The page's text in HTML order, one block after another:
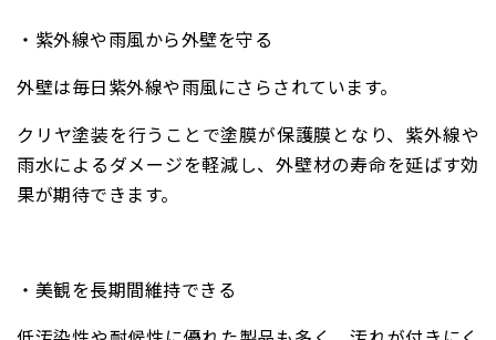
・紫外線や雨風から外壁を守る
外壁は毎日紫外線や雨風にさらされています。
クリヤ塗装を行うことで塗膜が保護膜となり、紫外線や
雨水によるダメージを軽減し、外壁材の寿命を延ばす効
果が期待できます。
・美観を長期間維持できる